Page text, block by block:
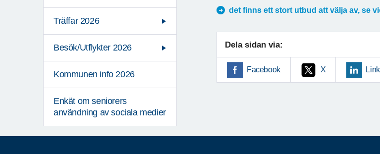
Träffar 2026
Besök/Utflykter 2026
Kommunen info 2026
Enkät om seniorers
användning av sociala medier
det finns ett stort utbud att välja av, se
Dela sidan via:
Facebook X